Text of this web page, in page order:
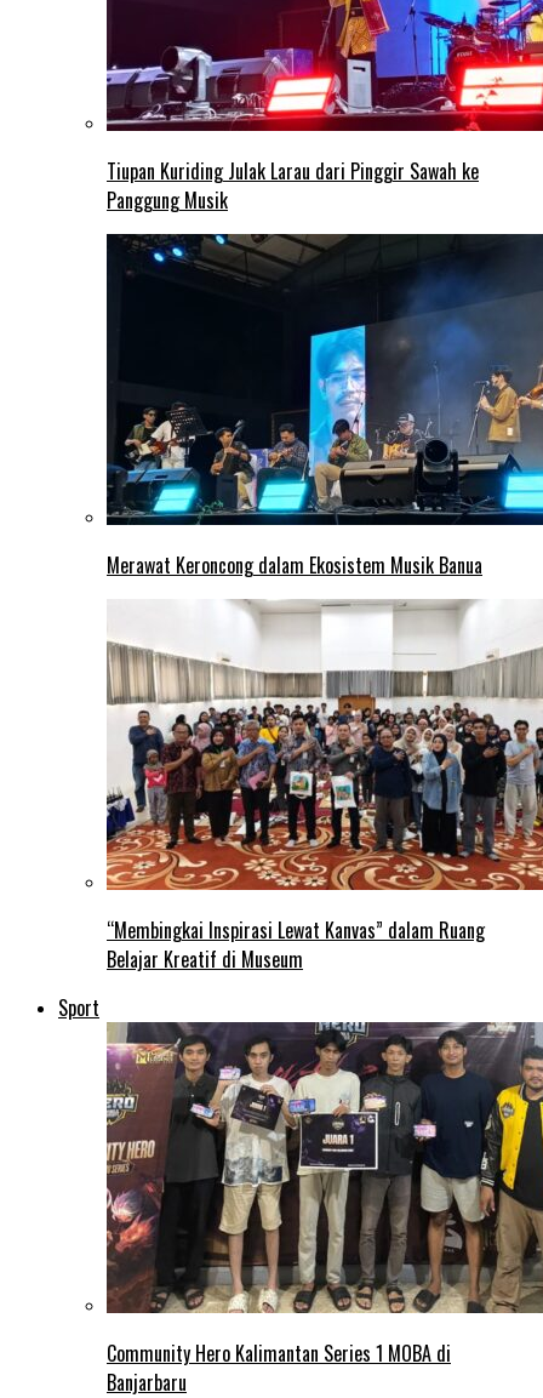
Tiupan Kuriding Julak Larau dari Pinggir Sawah ke
Panggung Musik
Merawat Keroncong dalam Ekosistem Musik Banua
“Membingkai Inspirasi Lewat Kanvas” dalam Ruang
Belajar Kreatif di Museum
Sport
Community Hero Kalimantan Series 1 MOBA di
Banjarbaru